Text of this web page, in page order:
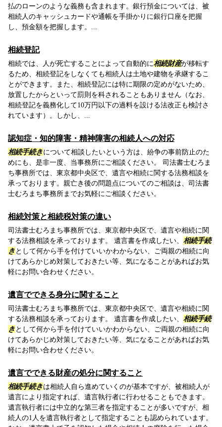
払のローンのような義務も含まれます。銀行預金については、被
相続人のキャッシュカードや通帳を手掛かりに銀行口座を把握
し、預金額を把握します。...
相続登記
相続では、人が死亡することによって自動的に相続財産が移転す
るため、相続登記をしなくても相続人は土地や建物を承継するこ
とができます。また、相続登記には特に期限の定めがないため、
放置したからといって罰則を科されることもありません（なお、
相続登記を義務化して10万円以下の過料を設ける法改正も検討さ
れています）。しかし、...
認知症・知的障害・精神障害の相続人への対応
相続手続きについて相談したいという方は、紛争の事前防止のた
めにも、是非一度、当事務所にご相談ください。 司法書士むろま
ち事務所では、東京都中央区で、遺言や相続に関する法務相談を
承っております。親亡き後の問題点についてのご相談は、司法書
士むろまち事務所までお気軽にご相談ください。
相続対策と相続税対策の違い
司法書士むろまち事務所では、東京都中央区で、遺言や相続に関
する法務相談を承っております。 遺言書を作成したい、 相続手続
きとして何から手を付けていいかわからない、ご両親の相続に向
けてあらかじめ対策しておきたい等、気になることがあればお気
軽にお問い合わせください。
遺言でできる身分に関すること
司法書士むろまち事務所では、東京都中央区で、遺言や相続に関
する法務相談を承っております。 遺言書を作成したい、 相続手続
きとして何から手を付けていいかわからない、ご両親の相続に向
けてあらかじめ対策しておきたい等、気になることがあればお気
軽にお問い合わせください。
遺言でできる財産の処分に関すること
相続手続きは相続人自ら進めていくのが基本ですが、被相続人が
遺言により指定すれば、遺言執行者に行わせることもできます。
遺言執行者には中立的な第三者を指定することが多いですが、相
続人の1人を遺言執行者として指定することも認められています。